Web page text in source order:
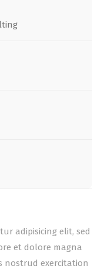
adipisicing elit, sed
et dolore magna
nostrud exercitation